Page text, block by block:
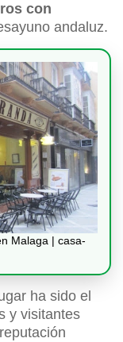
con
andaluz.
Malaga | casa-
ha sido el
y visitantes